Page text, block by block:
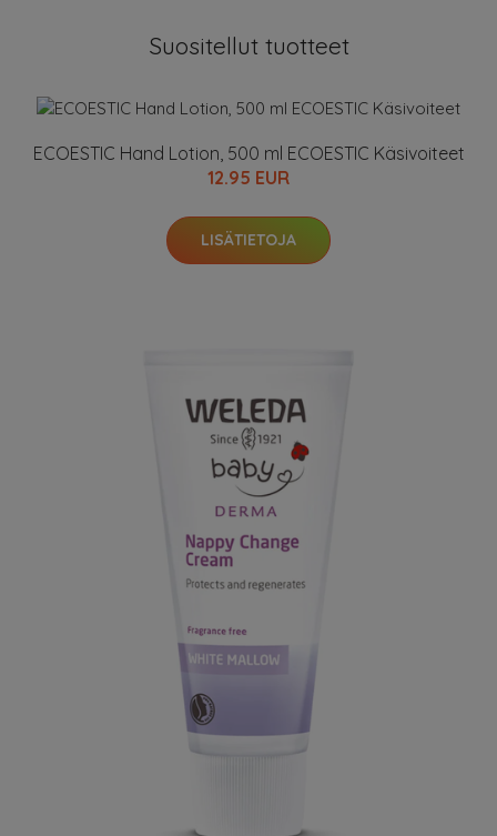
Suositellut tuotteet
ECOESTIC Hand Lotion, 500 ml ECOESTIC Käsivoiteet
12.95 EUR
LISÄTIETOJA